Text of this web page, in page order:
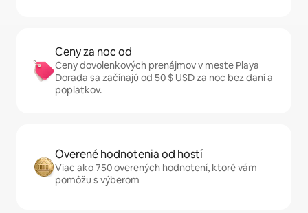
Ceny za noc od
Ceny dovolenkových prenájmov v meste Playa
Dorada sa začínajú od 50 $ USD za noc bez daní a
poplatkov.
Overené hodnotenia od hostí
Viac ako 750 overených hodnotení, ktoré vám
pomôžu s výberom